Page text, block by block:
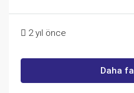
2 yıl önce
Daha